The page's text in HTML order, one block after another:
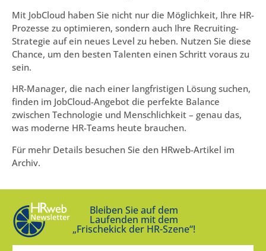
Mit JobCloud haben Sie nicht nur die Möglichkeit, Ihre HR-
Prozesse zu optimieren, sondern auch Ihre Recruiting-
Strategie auf ein neues Level zu heben. Nutzen Sie diese
Chance, um den besten Talenten einen Schritt voraus zu
sein.
HR-Manager, die nach einer langfristigen Lösung suchen,
finden im JobCloud-Angebot die perfekte Balance
zwischen Technologie und Menschlichkeit – genau das,
was moderne HR-Teams heute brauchen.
Für mehr Details besuchen Sie den HRweb-Artikel im
Archiv.
Bleiben Sie auf dem
Laufenden mit dem
„Frischekick der HR-Szene“!